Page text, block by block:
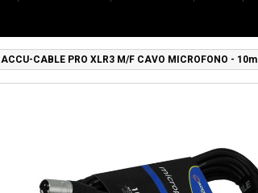
ACCU-CABLE PRO XLR3 M/F CAVO MICROFONO - 10m